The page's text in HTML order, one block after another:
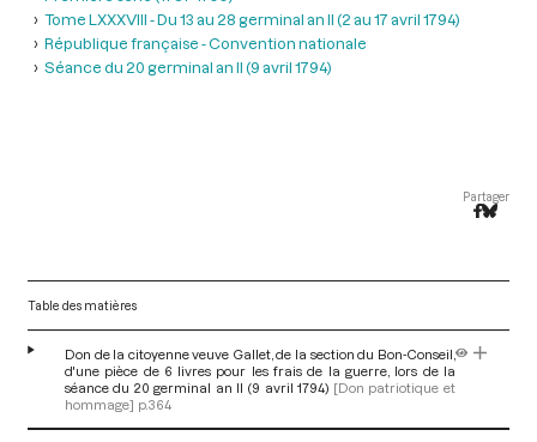
Tome LXXXVIII - Du 13 au 28 germinal an II (2 au 17 avril 1794)
République française - Convention nationale
Séance du 20 germinal an II (9 avril 1794)
Partager
Table des matières
Don de la citoyenne veuve Gallet, de la section du Bon-Conseil,
d'une pièce de 6 livres pour les frais de la guerre, lors de la
séance du 20 germinal an II (9 avril 1794) [Don patriotique et
hommage] p.364